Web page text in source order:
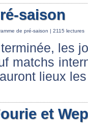
saison
de pré-saison | 2115 lectures
les
matchs
lieux
et